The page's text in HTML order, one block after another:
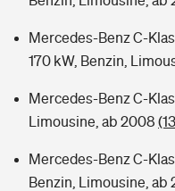
Mercedes-Benz C-
170 kW, Benzin,
Mercedes-Benz C-
Limousine, ab 2008
Mercedes-Benz C-
Benzin, Limousine, ab